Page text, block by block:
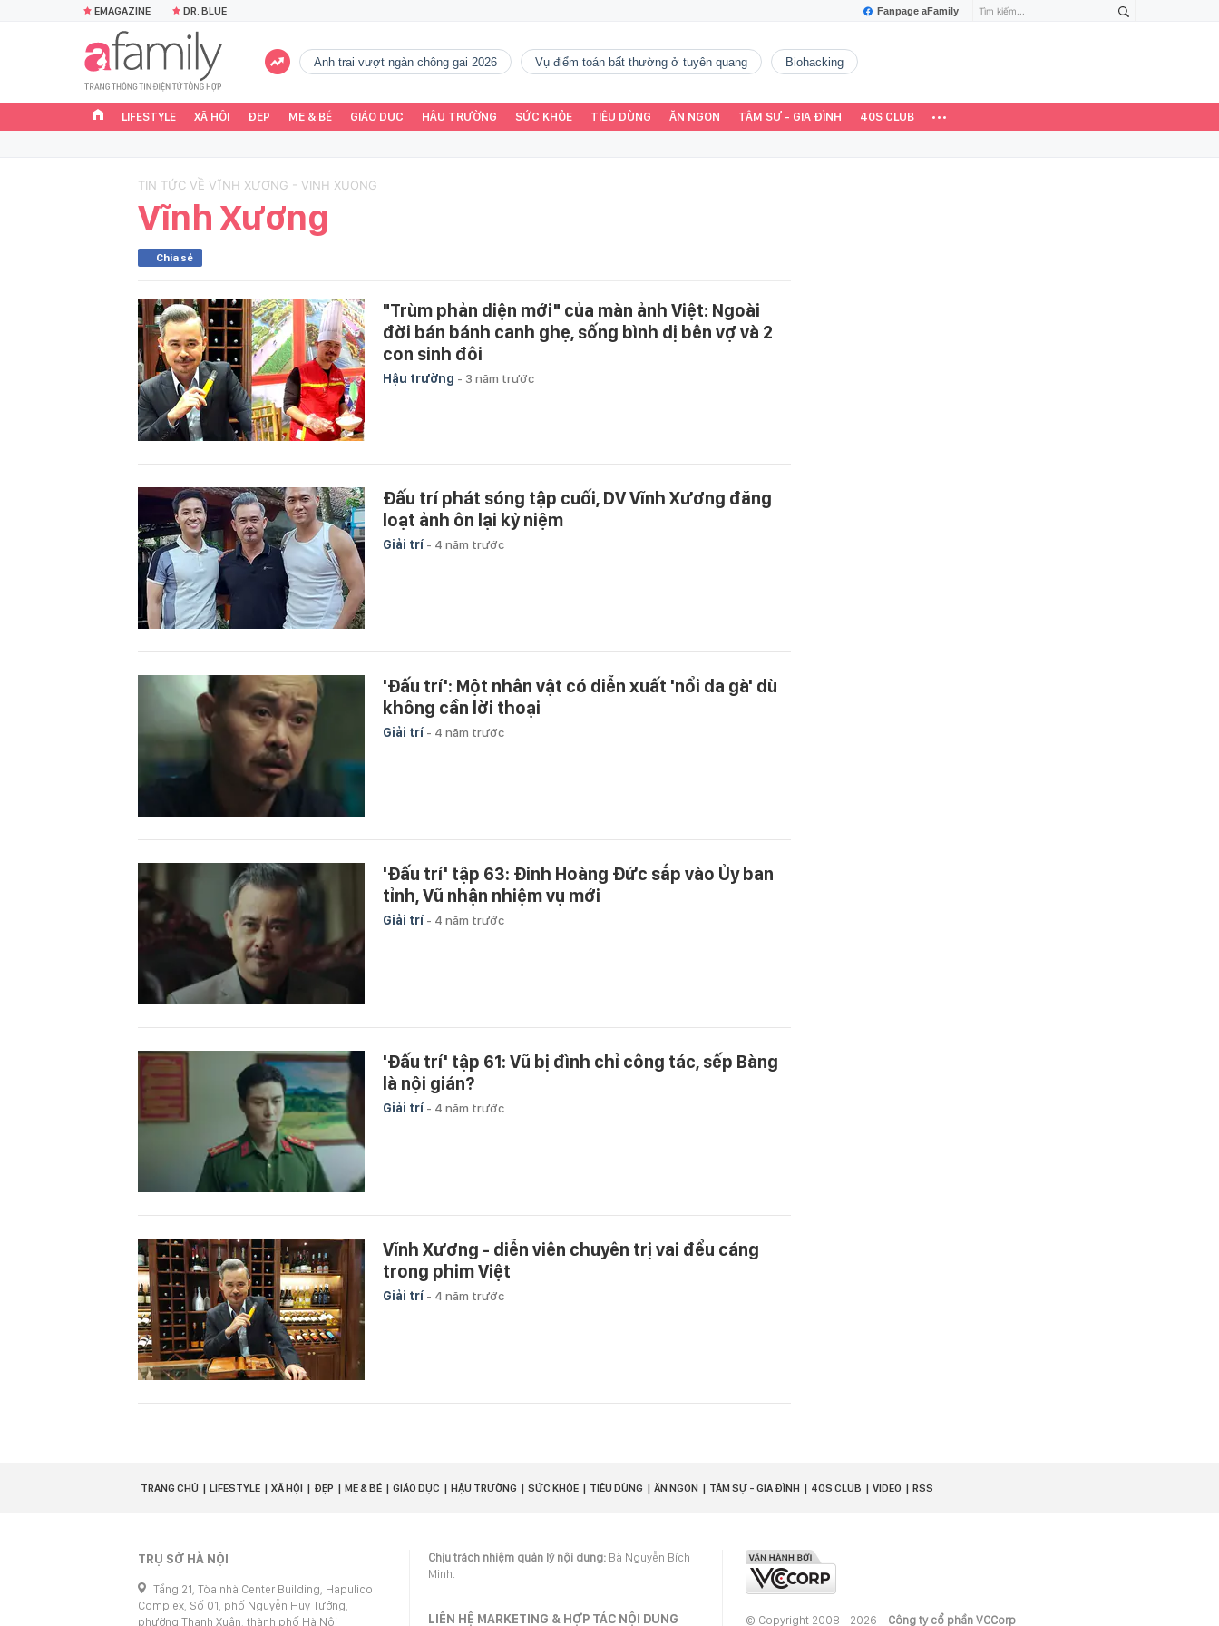
Fanpage aFamily
EMAGAZINE DR. BLUE
Anh trai vượt ngàn chông gai 2026 vụ điểm toán bất thường ở tuyên quang Biohacking
LIFESTYLE XÃ HỘI ĐẸP MẸ & BÉ GIÁO DỤC HẬU TRƯỜNG SỨC KHỎE TIÊU DÙNG ĂN NGON TÂM SỰ - GIA ĐÌNH 40S CLUB
TIN TỨC VỀ VĨNH XƯƠNG - VINH XUONG
Vĩnh Xương
Chia sẻ
"Trùm phản diện mới" của màn ảnh Việt: Ngoài
đời bán bánh canh ghẹ, sống bình dị bên vợ và 2
con sinh đôi
Hậu trường - 3 năm trước
Đấu trí phát sóng tập cuối, DV Vĩnh Xương đăng
loạt ảnh ôn lại kỷ niệm
Giải trí - 4 năm trước
'Đấu trí': Một nhân vật có diễn xuất 'nổi da gà' dù
không cần lời thoại
Giải trí - 4 năm trước
'Đấu trí' tập 63: Đinh Hoàng Đức sắp vào Ủy ban
tỉnh, Vũ nhận nhiệm vụ mới
Giải trí - 4 năm trước
'Đấu trí' tập 61: Vũ bị đình chỉ công tác, sếp Bàng
là nội gián?
Giải trí - 4 năm trước
Vĩnh Xương - diễn viên chuyên trị vai đểu cáng
trong phim Việt
Giải trí - 4 năm trước
TRANG CHỦ LIFESTYLE XÃ HỘI ĐẸP MẸ & BÉ GIÁO DỤC HẬU TRƯỜNG SỨC KHỎE TIÊU DÙNG ĂN NGON TÂM SỰ - GIA ĐÌNH 40S CLUB VIDEO RSS
TRỤ SỞ HÀ NỘI
Tầng 21, Tòa nhà Center Building, Hapulico
Complex, Số 01, phố Nguyễn Huy Tưởng,
phường Thanh Xuân, thành phố Hà Nội
Chịu trách nhiệm quản lý nội dung: Bà Nguyễn Bích
Minh.
LIÊN HỆ MARKETING & HỢP TÁC NỘI DUNG © Copyright 2008 - 2026 – Công ty cổ phần VCCorp